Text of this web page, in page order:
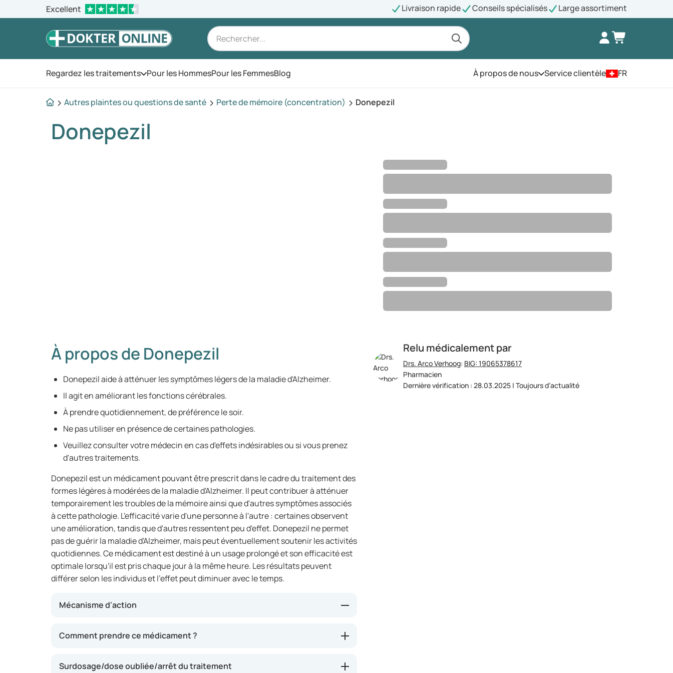
Excellent Livraison rapide Conseils spécialisés Large assortiment
Regardez les traitementsOuvrez le menu
Pour les HommesPour les FemmesBlog À propos de nousOuvrez le menu
Service clientèle FR
Autres plaintes ou questions de santé Perte de mémoire (concentration) Donepezil
Donepezil
Relu médicalement par
Drs. Arco Verhoog: BIG: 19065378617
Pharmacien
Dernière vérification : 28.03.2025 | Toujours d’actualité
À propos de Donepezil
Donepezil aide à atténuer les symptômes légers de la maladie d'Alzheimer.
Il agit en améliorant les fonctions cérébrales.
À prendre quotidiennement, de préférence le soir.
Ne pas utiliser en présence de certaines pathologies.
Veuillez consulter votre médecin en cas d'effets indésirables ou si vous prenez
d'autres traitements.
Donepezil est un médicament pouvant être prescrit dans le cadre du traitement des
formes légères à modérées de la maladie d'Alzheimer. Il peut contribuer à atténuer
temporairement les troubles de la mémoire ainsi que d'autres symptômes associés
à cette pathologie. L'efficacité varie d'une personne à l'autre : certaines observent
une amélioration, tandis que d'autres ressentent peu d'effet. Donepezil ne permet
pas de guérir la maladie d'Alzheimer, mais peut éventuellement soutenir les activités
quotidiennes. Ce médicament est destiné à un usage prolongé et son efficacité est
optimale lorsqu'il est pris chaque jour à la même heure. Les résultats peuvent
différer selon les individus et l'effet peut diminuer avec le temps.
Mécanisme d'action
Ce médicament contribue à améliorer l'action de certaines substances
présentes dans le cerveau, ce qui favorise une meilleure transmission des
la mémoire, de l'attention et de la capacité à accomplir les activités de la vie
Comment prendre ce médicament ?
Surdosage/dose oubliée/arrêt du traitement